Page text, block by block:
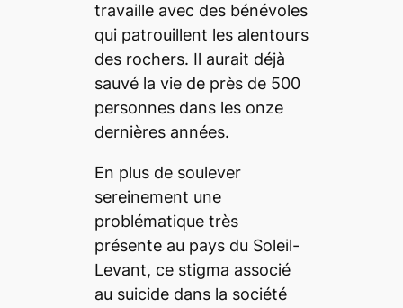
travaille avec des bénévoles
qui patrouillent les alentours
des rochers. Il aurait déjà
sauvé la vie de près de 500
personnes dans les onze
dernières années.
En plus de soulever
sereinement une
problématique très
présente au pays du Soleil-
Levant, ce stigma associé
au suicide dans la société